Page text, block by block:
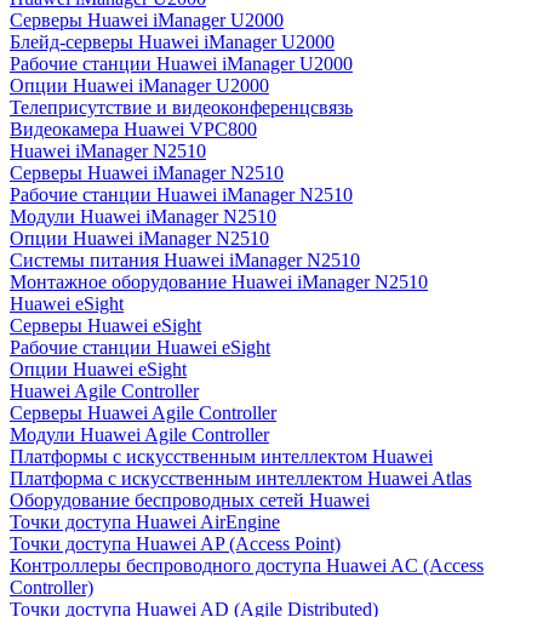
Серверы Huawei iManager U2000
Блейд-серверы Huawei iManager U2000
Рабочие станции Huawei iManager U2000
Опции Huawei iManager U2000
Телеприсутствие и видеоконференцсвязь
Видеокамера Huawei VPC800
Huawei iManager N2510
Серверы Huawei iManager N2510
Рабочие станции Huawei iManager N2510
Модули Huawei iManager N2510
Опции Huawei iManager N2510
Системы питания Huawei iManager N2510
Монтажное оборудование Huawei iManager N2510
Huawei eSight
Серверы Huawei eSight
Рабочие станции Huawei eSight
Опции Huawei eSight
Huawei Agile Controller
Серверы Huawei Agile Controller
Модули Huawei Agile Controller
Платформы с искусственным интеллектом Huawei
Платформа с искусственным интеллектом Huawei Atlas
Оборудование беспроводных сетей Huawei
Точки доступа Huawei AirEngine
Точки доступа Huawei AP (Access Point)
Контроллеры беспроводного доступа Huawei AC (Access
Controller)
Точки доступа Huawei AD (Agile Distributed)